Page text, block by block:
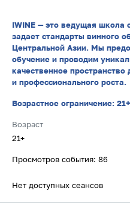
IWINE — это ведущая школа
задает стандарты винного
Центральной Азии. Мы
обучение и проводим
качественное
и профессионального роста.
Возрастное ограничение: 21+
Возраст
21+
Просмотров события: 86
Нет доступных сеансов